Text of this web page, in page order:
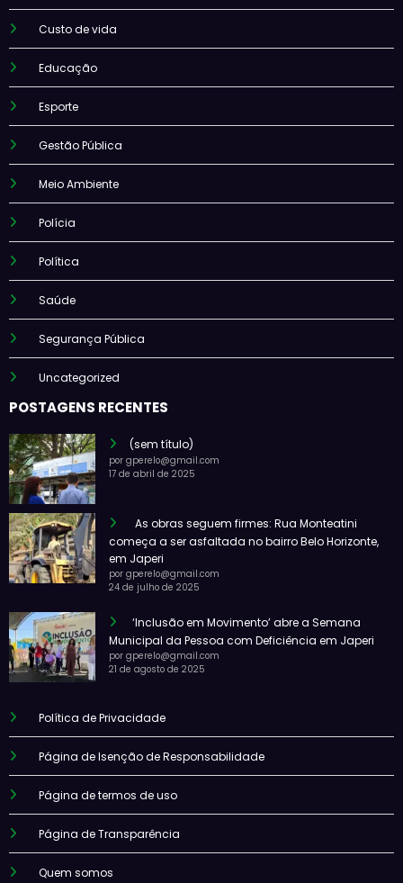
Custo de vida
Educação
Esporte
Gestão Pública
Meio Ambiente
Polícia
Política
Saúde
Segurança Pública
Uncategorized
POSTAGENS RECENTES
(sem título)
por gperelo@gmail.com
17 de abril de 2025
As obras seguem firmes: Rua Monteatini
começa a ser asfaltada no bairro Belo Horizonte,
em Japeri
por gperelo@gmail.com
24 de julho de 2025
‘Inclusão em Movimento’ abre a Semana
Municipal da Pessoa com Deficiência em Japeri
por gperelo@gmail.com
21 de agosto de 2025
Política de Privacidade
Página de Isenção de Responsabilidade
Página de termos de uso
Página de Transparência
Quem somos